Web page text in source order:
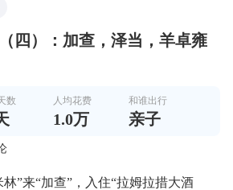
四）：加查，泽当，羊卓雍
数 人均花费
1.0万
和谁出行
亲子
”来“加查”，入住“拉姆拉措大酒